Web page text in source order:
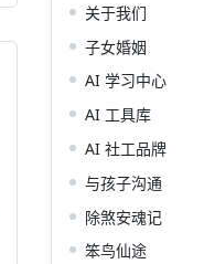
关于我们
子女婚姻
AI 学习中心
AI 工具库
AI 社工品牌
与孩子沟通
除煞安魂记
笨鸟仙途